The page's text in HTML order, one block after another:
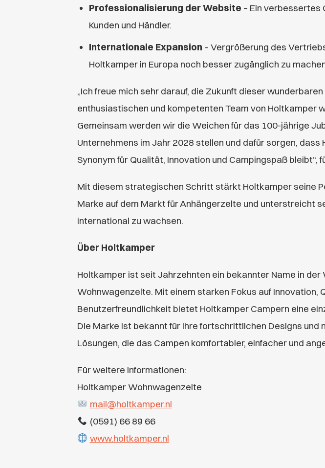
Professionalisierung der Website – Ein verbessertes
Kunden und Händler.
Internationale Expansion – Vergrößerung des
Holtkamper in Europa noch besser zugänglich zu
„Ich freue mich sehr darauf, die Zukunft dieser
enthusiastischen und kompetenten Team von Holtkamper
Gemeinsam werden wir die Weichen für das 100-jährige
Unternehmens im Jahr 2028 stellen und dafür sorgen, dass
Synonym für Qualität, Innovation und Campingspaß bleibt“,
Mit diesem strategischen Schritt stärkt Holtkamper seine
Marke auf dem Markt für Anhängerzelte und unterstreicht
international zu wachsen.
Über Holtkamper
Holtkamper ist seit Jahrzehnten ein bekannter Name in der
Wohnwagenzelte. Mit einem starken Fokus auf Innovation,
Benutzerfreundlichkeit bietet Holtkamper Campern eine
Die Marke ist bekannt für ihre fortschrittlichen Designs und
Lösungen, die das Campen komfortabler, einfacher und
Für weitere Informationen:
Holtkamper Wohnwagenzelte
mail@holtkamper.nl
(0591) 66 89 66
www.holtkamper.nl